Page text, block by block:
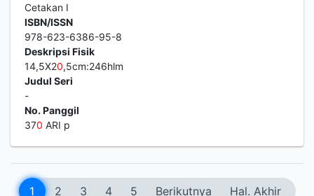
Cetakan I
ISBN/ISSN
978-623-6386-95-8
Deskripsi Fisik
14,5X20,5cm:246hlm
Judul Seri
-
No. Panggil
370 ARI p
1 2 3 4 5 Berikutnya Hal. Akhir